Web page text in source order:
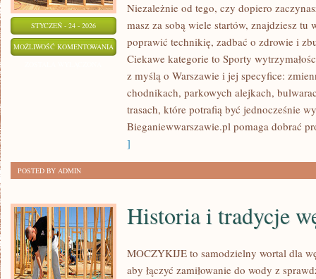
STYCZEŃ - 24 - 2026
MOŻLIWOŚĆ KOMENTOWANIA SPORTY
WYTRZYMAŁOŚCIOWE
Niezależnie od tego, czy dopiero
masz za sobą wiele startów, znajdziesz tu
poprawić technikię, zadbać o zdrowie i
Ciekawe kategorie to Sporty
z myślą o Warszawie i jej specyfice:
chodnikach, parkowych alejkach,
trasach, które potrafią być jednocześnie
Bieganiewwarszawie.pl pomaga dobrać
]
POSTED BY ADMIN
Historia i tradycje
MOCZYKIJE to samodzielny wortal dla
aby łączyć zamiłowanie do wody z